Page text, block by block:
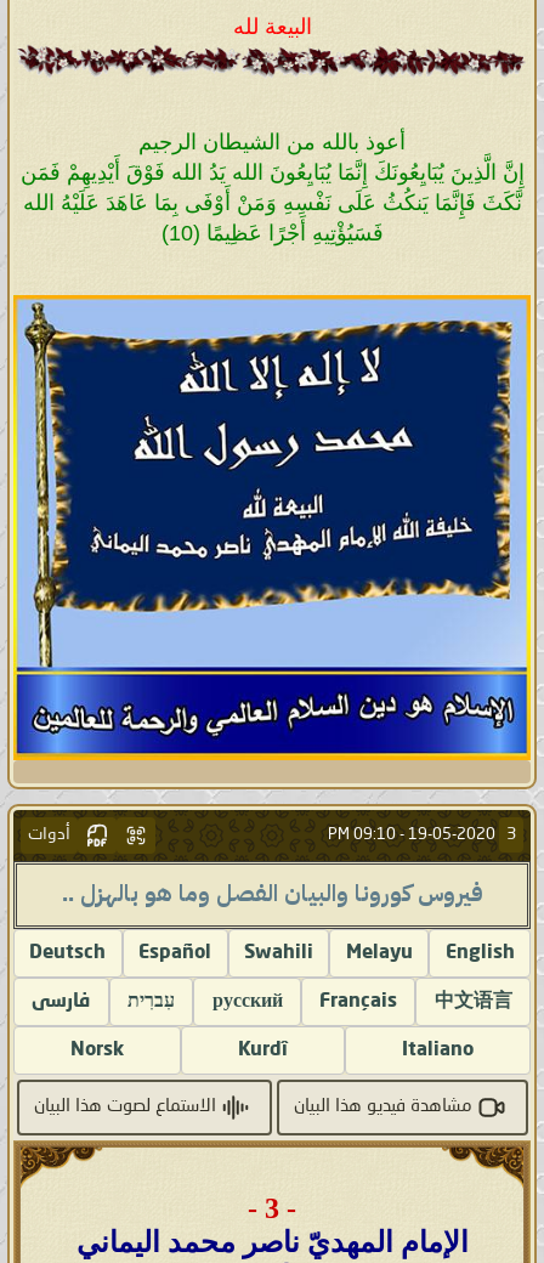
البيعة لله
أعوذ بالله من الشيطان الرجيم
إِنَّ الَّذِينَ يُبَايِعُونَكَ إِنَّمَا يُبَايِعُونَ الله يَدُ الله فَوْقَ أَيْدِيهِمْ فَمَن
نَّكَثَ فَإِنَّمَا يَنكُثُ عَلَى نَفْسِهِ وَمَنْ أَوْفَى بِمَا عَاهَدَ عَلَيْهُ الله
فَسَيُؤْتِيهِ أَجْرًا عَظِيمًا (10)
3
19-05-2020 -
09:10 PM أدوات
فيروس كورونا والبيان الفصل وما هو بالهزل ..
English
Melayu
Swahili
Español
Deutsch
中文语言
Français
русский עִברִית فارسى
Italiano
Kurdî
Norsk
مشاهدة فيديو هذا البيان الاستماع لصوت هذا البيان
- 3 -
الإمام المهديّ ناصر محمد اليماني